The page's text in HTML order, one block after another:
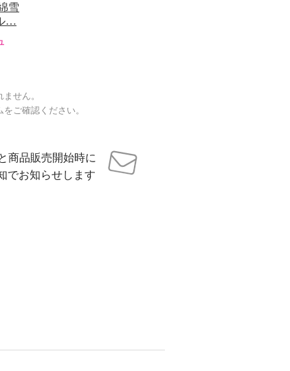
雪
…
せん。
ご確認ください。
商品販売開始時に
でお知らせします